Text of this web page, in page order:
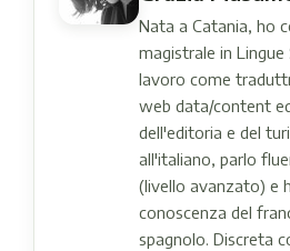
Nata a Catania, ho
magistrale in Lingue
lavoro come
web data/content
dell'editoria e del
all'italiano, parlo
(livello avanzato) e
conoscenza del
spagnolo. Discreta